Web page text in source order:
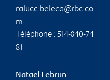
raluca.beleca@rbc.co
m
Téléphone : 514-840-74
81
Natael Lebrun -